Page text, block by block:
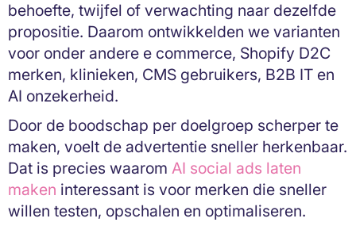
behoefte, twijfel of verwachting naar dezelfde
propositie. Daarom ontwikkelden we varianten
voor onder andere e commerce, Shopify D2C
merken, klinieken, CMS gebruikers, B2B IT en
AI onzekerheid.
Door de boodschap per doelgroep scherper te
maken, voelt de advertentie sneller herkenbaar.
Dat is precies waarom AI social ads laten
maken interessant is voor merken die sneller
willen testen, opschalen en optimaliseren.